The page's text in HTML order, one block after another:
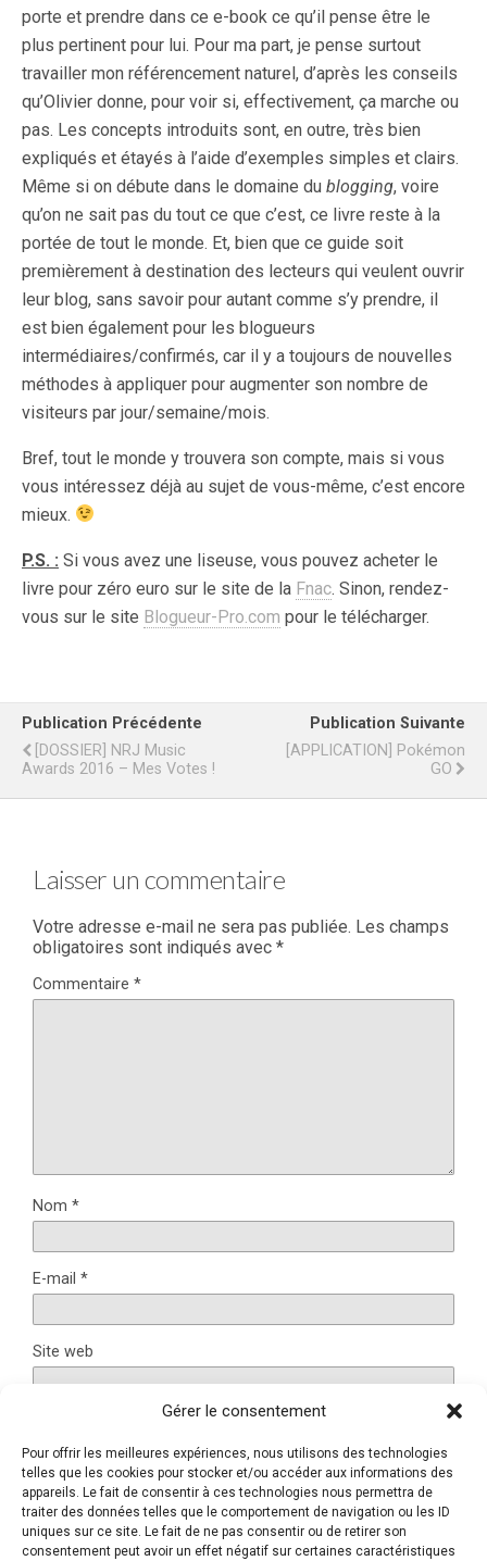
Gérer le consentement
Pour offrir les meilleures expériences, nous utilisons des technologies
telles que les cookies pour stocker et/ou accéder aux informations des
appareils. Le fait de consentir à ces technologies nous permettra de
traiter des données telles que le comportement de navigation ou les ID
uniques sur ce site. Le fait de ne pas consentir ou de retirer son
consentement peut avoir un effet négatif sur certaines caractéristiques
porte et prendre dans ce e-book ce qu’il pense être le
plus pertinent pour lui. Pour ma part, je pense surtout
travailler mon référencement naturel, d’après les conseils
qu’Olivier donne, pour voir si, effectivement, ça marche ou
pas. Les concepts introduits sont, en outre, très bien
expliqués et étayés à l’aide d’exemples simples et clairs.
Même si on débute dans le domaine du blogging, voire
qu’on ne sait pas du tout ce que c’est, ce livre reste à la
portée de tout le monde. Et, bien que ce guide soit
premièrement à destination des lecteurs qui veulent ouvrir
leur blog, sans savoir pour autant comme s’y prendre, il
est bien également pour les blogueurs
intermédiaires/confirmés, car il y a toujours de nouvelles
méthodes à appliquer pour augmenter son nombre de
visiteurs par jour/semaine/mois.
Bref, tout le monde y trouvera son compte, mais si vous
vous intéressez déjà au sujet de vous-même, c’est encore
mieux.
P.S. : Si vous avez une liseuse, vous pouvez acheter le
livre pour zéro euro sur le site de la Fnac. Sinon, rendez-
vous sur le site Blogueur-Pro.com pour le télécharger.
Publication Précédente
[DOSSIER] NRJ Music
Awards 2016 – Mes Votes !
Publication Suivante
[APPLICATION] Pokémon
GO
Laisser un commentaire
Votre adresse e-mail ne sera pas publiée. Les champs
obligatoires sont indiqués avec *
Commentaire *
Nom *
E-mail *
Site web
Ce site utilise Akismet pour réduire les indésirables.En
savoir plus sur la façon dont les données de vos
commentaires sont traitées.